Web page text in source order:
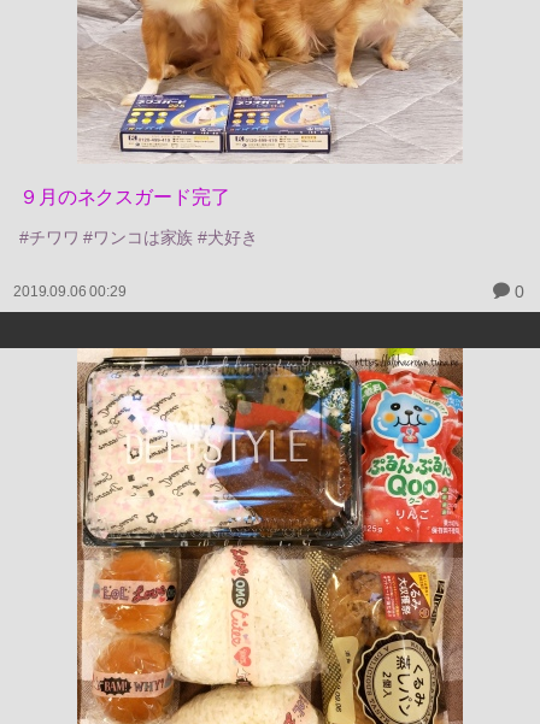
９月のネクスガード完了
#チワワ #ワンコは家族 #犬好き
2019.09.06 00:29 0